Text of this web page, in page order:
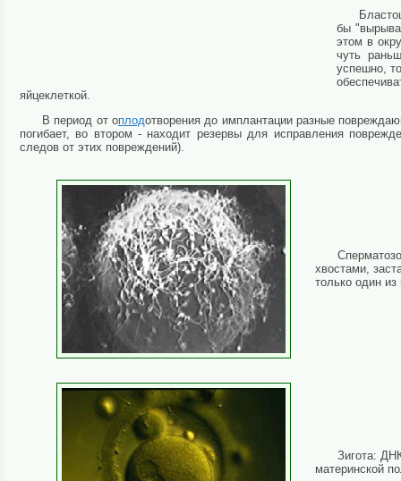
бы
этом в
чуть
успешно,
яйцеклеткой.
В период от оплодотворения до имплантации разные
погибает, во втором - находит резервы для исправления
следов от этих повреждений).
хвостами,
только один из
Зигота:
материнской